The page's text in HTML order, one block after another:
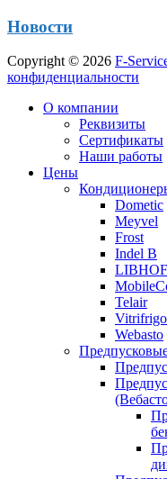
Новости
Copyright © 2026 F-
конфиденциальности
вверх
О компании
Реквизиты
Сертификаты
Наши работы
Цены
Dometic
Meyvel
Frost
Indel B
LIBHOF
Telair
Vitrifrigo
Webasto